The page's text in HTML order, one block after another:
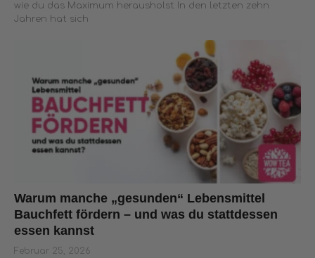
wie du das Maximum herausholst In den letzten zehn
Jahren hat sich
Warum manche „gesunden“ Lebensmittel
Bauchfett fördern – und was du stattdessen
essen kannst
Februar 25, 2026